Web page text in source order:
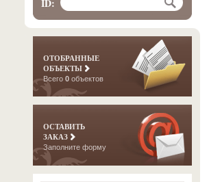
ID:
ОТОБРАННЫЕ
ОБЪЕКТЫ
Всего 0 объектов
ОСТАВИТЬ
ЗАКАЗ
Заполните форму